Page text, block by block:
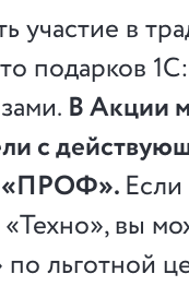
участие в
подарков
В Акции
с
«ПРОФ».
вы
льготной